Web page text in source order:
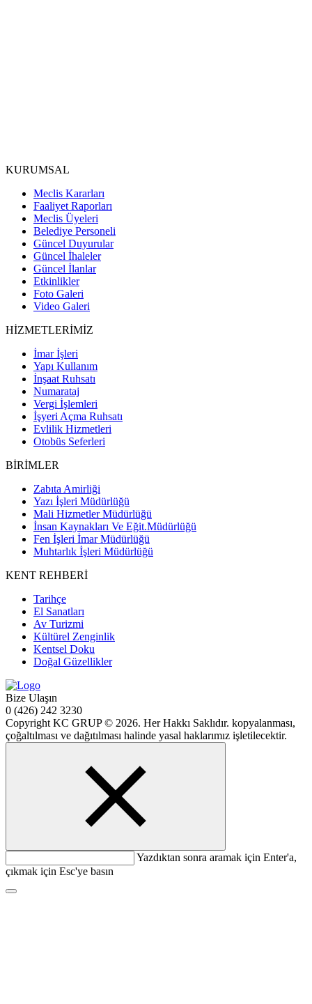
KURUMSAL
Meclis Kararları
Faaliyet Raporları
Meclis Üyeleri
Belediye Personeli
Güncel Duyurular
Güncel İhaleler
Güncel İlanlar
Etkinlikler
Foto Galeri
Video Galeri
HİZMETLERİMİZ
İmar İşleri
Yapı Kullanım
İnşaat Ruhsatı
Numarataj
Vergi İşlemleri
İşyeri Açma Ruhsatı
Evlilik Hizmetleri
Otobüs Seferleri
BİRİMLER
Zabıta Amirliği
Yazı İşleri Müdürlüğü
Mali Hizmetler Müdürlüğü
İnsan Kaynakları Ve Eğit.Müdürlüğü
Fen İşleri İmar Müdürlüğü
Muhtarlık İşleri Müdürlüğü
KENT REHBERİ
Tarihçe
El Sanatları
Av Turizmi
Kültürel Zenginlik
Kentsel Doku
Doğal Güzellikler
Bize Ulaşın
0 (426) 242 3230
Copyright KC GRUP © 2026. Her Hakkı Saklıdır. kopyalanması,
çoğaltılması ve dağıtılması halinde yasal haklarımız işletilecektir.
Yazdıktan sonra aramak için Enter'a,
çıkmak için Esc'ye basın